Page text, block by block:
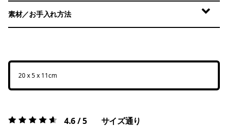
素材／お手入れ方法
20 x 5 x 11cm
評価:4.6 / 5 4.6 / 5 サイズ通り